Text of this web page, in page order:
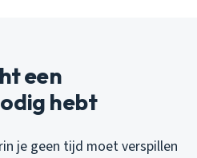
een
hebt
je geen tijd moet verspillen